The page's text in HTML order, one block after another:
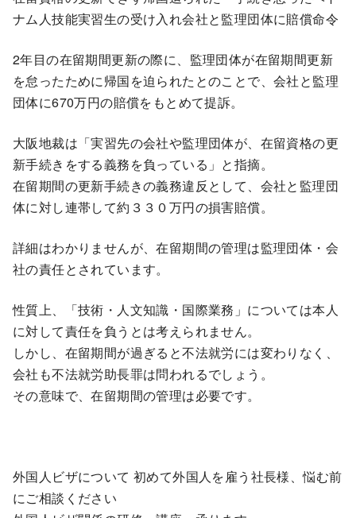
ナム人技能実習生の受け入れ会社と監理団体に賠償命令
2年目の在留期間更新の際に、監理団体が在留期間更新
を怠ったために帰国を迫られたとのことで、会社と監理
団体に670万円の賠償をもとめて提訴。
大阪地裁は「実習先の会社や監理団体が、在留資格の更
新手続きをする義務を負っている」と指摘。
在留期間の更新手続きの義務違反として、会社と監理団
体に対し連帯して約３３０万円の損害賠償。
詳細はわかりませんが、在留期間の管理は監理団体・会
社の責任とされています。
性質上、「技術・人文知識・国際業務」については本人
に対して責任を負うとは考えられません。
しかし、在留期間が過ぎると不法就労には変わりなく、
会社も不法就労助長罪は問われるでしょう。
その意味で、在留期間の管理は必要です。
外国人ビザについて 初めて外国人を雇う社長様、悩む前
にご相談ください